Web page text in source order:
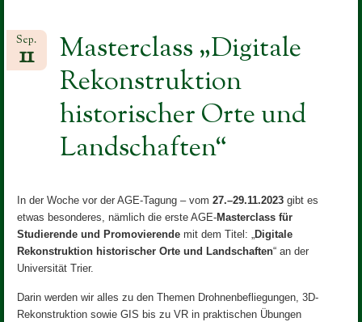
Masterclass „Digitale
Rekonstruktion
historischer Orte und
Landschaften“
Sep.
11
In der Woche vor der AGE-Tagung – vom27.–29.11.2023 gibt es
etwas besonderes, nämlich die erste AGE-Masterclass für
Studierende und Promovierende mit dem Titel: „Digitale
Rekonstruktion historischer Orte und Landschaften“ an der
Universität Trier.
Darin werden wir alles zu den Themen Drohnenbefliegungen, 3D-
Rekonstruktion sowie GIS bis zu VR in praktischen Übungen